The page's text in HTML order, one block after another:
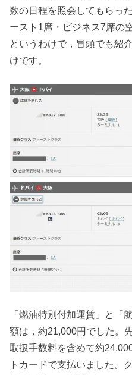
数の日程を照会してもらっ
ースト1席・ビジネス7席の
というわけで，冒頭でも紹
けです。
「燃油特別付加運賃」と「
額は，約21,000円でした。
取扱手数料を含めて約
トカードで支払いました。